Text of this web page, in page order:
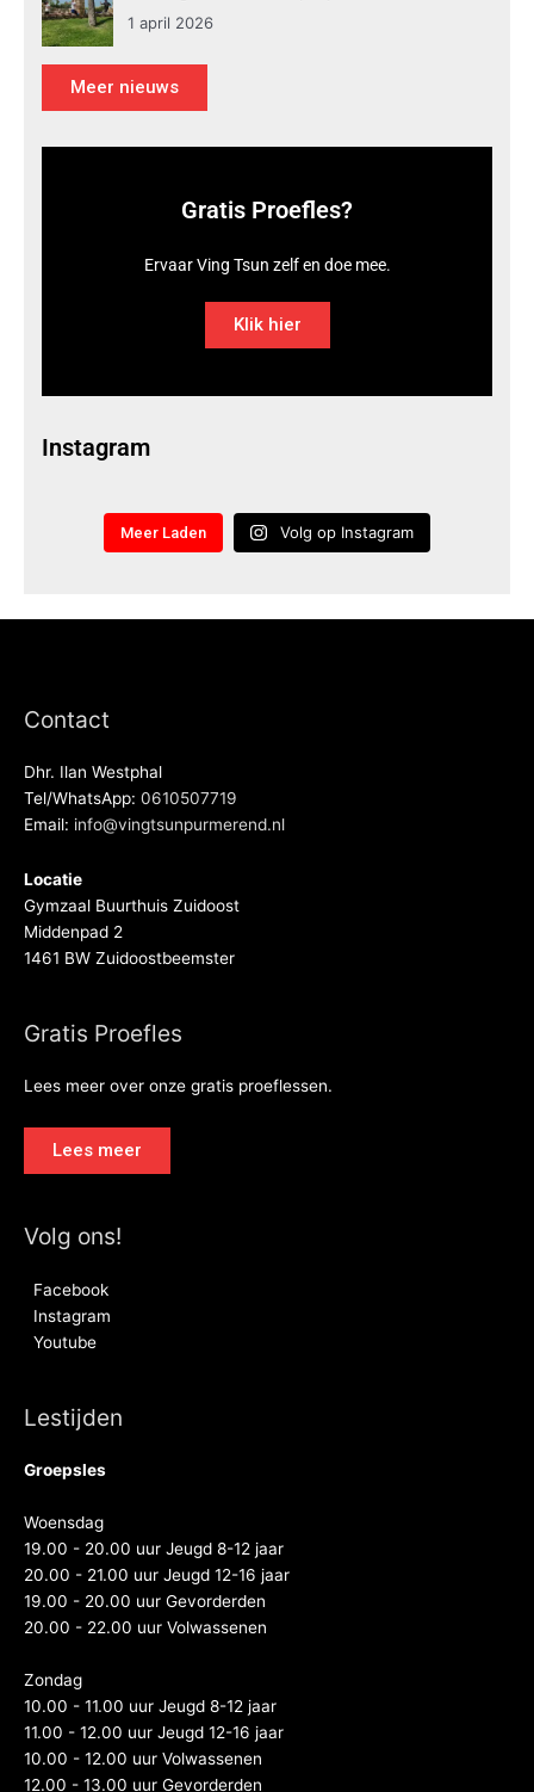
1 april 2026
Meer nieuws
Gratis Proefles?
Ervaar Ving Tsun zelf en doe mee.
Klik hier
Instagram
Meer Laden Volg op Instagram
Contact
Dhr. Ilan Westphal
Tel/WhatsApp: 0610507719
Email: info@vingtsunpurmerend.nl
Locatie
Gymzaal Buurthuis Zuidoost
Middenpad 2
1461 BW Zuidoostbeemster
Gratis Proefles
Lees meer over onze gratis proeflessen.
Lees meer
Volg ons!
Facebook
Instagram
Youtube
Lestijden
Groepsles
Woensdag
19.00 - 20.00 uur Jeugd 8-12 jaar
20.00 - 21.00 uur Jeugd 12-16 jaar
19.00 - 20.00 uur Gevorderden
20.00 - 22.00 uur Volwassenen
Zondag
10.00 - 11.00 uur Jeugd 8-12 jaar
11.00 - 12.00 uur Jeugd 12-16 jaar
10.00 - 12.00 uur Volwassenen
12.00 - 13.00 uur Gevorderden